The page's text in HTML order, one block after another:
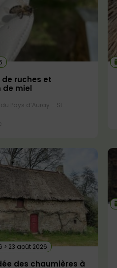
ruches et
de miel
Pays d’Auray – St-
> 23 août 2026
des chaumières à